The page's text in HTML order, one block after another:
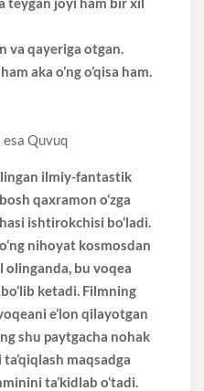
va qayeriga otgan.
aka o’ng o’qisa ham.
esa Quvuq
ilmiy-fantastik
qaxramon o‘zga
ishtirokchisi bo‘ladi.
nihoyat kosmosdan
olinganda, bu voqea
ketadi. Filmning
e’lon qilayotgan
shu paytgacha nohak
maqsadga
ta’kidlab o‘tadi.